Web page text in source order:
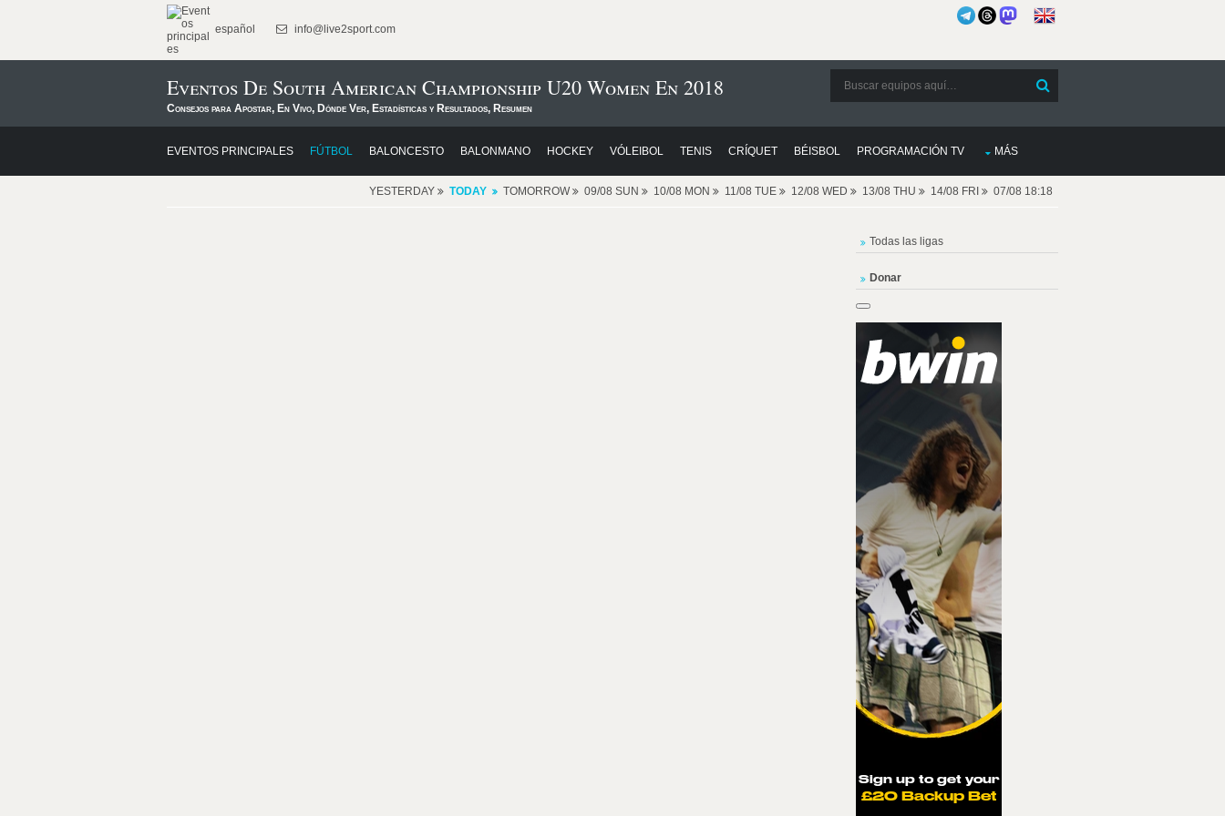
español info@live2sport.com
Eventos De South American Championship U20 Women En 2018
Consejos para Apostar, En Vivo, Dónde Ver, Estadísticas y Resultados, Resumen
EVENTOS PRINCIPALES FÚTBOL BALONCESTO BALONMANO HOCKEY VÓLEIBOL TENIS CRÍQUET BÉISBOL PROGRAMACIÓN TV MÁS
YESTERDAY TODAY TOMORROW 09/08 SUN 10/08 MON 11/08 TUE 12/08 WED 13/08 THU 14/08 FRI 07/08 18:18
Todas las ligas
Donar